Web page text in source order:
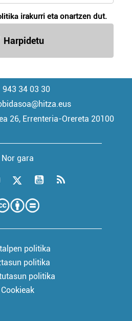
irakurri eta onartzen dut.
Harpidetu
943 34 03 30
26, Errenteria-Orereta 20100
Nor gara
politika
politika
politika
Cookieak